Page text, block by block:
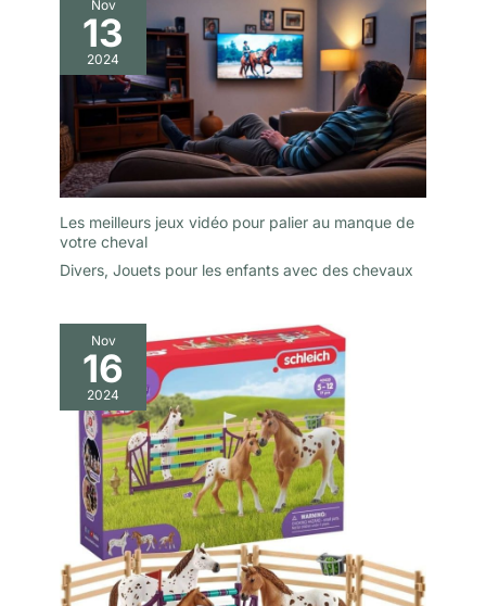
est fabriquée à partir de
matériaux à base de bois
certifiés FSC.
Nov
13
2024
Les meilleurs jeux vidéo pour palier au manque de
votre cheval
Divers, Jouets pour les enfants avec des chevaux
Nov
16
2024